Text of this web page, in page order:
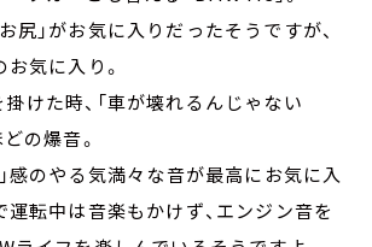
尻」がお気に入りだったそうですが、
お気に入り。
けた時、「車が壊れるんじゃない
の爆音。
」感のやる気満々な音が最高にお気に入
運転中は音楽もかけず、エンジン音を